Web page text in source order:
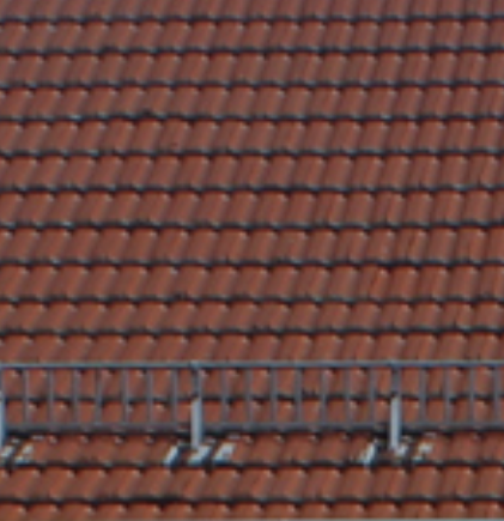
Nach Texteingabe mit Enter bestätigen